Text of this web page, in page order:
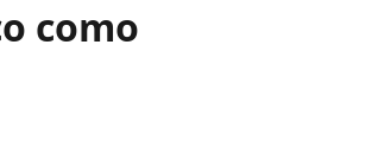
como